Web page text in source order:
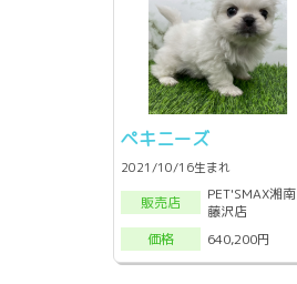
ペキニーズ
2021/10/16生まれ
販売店
PET'SMAX湘南
藤沢店
価格
640,200円